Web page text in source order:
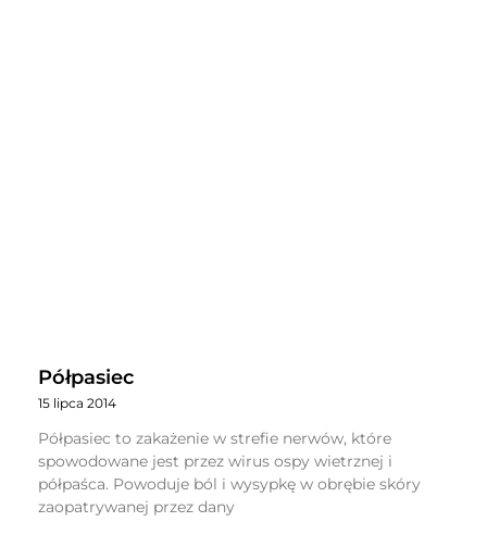
Półpasiec
15 lipca 2014
Półpasiec to zakażenie w strefie nerwów, które
spowodowane jest przez wirus ospy wietrznej i
półpaśca. Powoduje ból i wysypkę w obrębie skóry
zaopatrywanej przez dany